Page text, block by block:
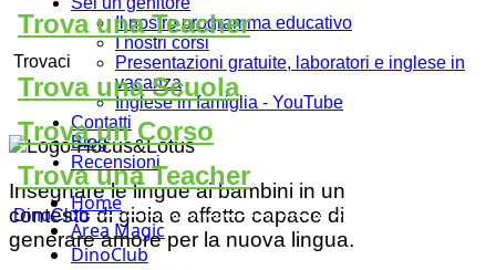
Il nostro programma educativo
I nostri corsi
Presentazioni gratuite, laboratori e inglese in
vacanza
Inglese in famiglia - YouTube
Contatti
Blog
Recensioni
Home
Area Magic
DinoClub
Trova una Teacher
Trovaci
Trova una Scuola
Trova un Corso
Trova una Teacher
DinoClub
Insegnare le lingue ai bambini in un
contesto di gioia e affetto capace di
generare amore per la nuova lingua.